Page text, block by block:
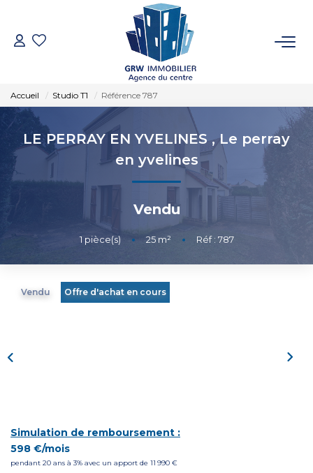
ACCUEIL
VENTES
LOCATIONS
ESTIMATION
NOTRE AGENCE
Accueil Studio T1 Référence 787
LE PERRAY EN YVELINES,Le perray
en yvelines
Vendu
1 pièce(s) • 25m² • Réf : 787
Vendu Offre d'achat en cours
Simulation de remboursement :
598 €/mois
pendant 20 ans à 3% avec un apport de 11 990 €